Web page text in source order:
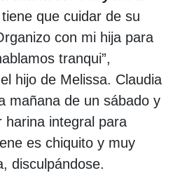
que cuidar de su
con mi hija para
tranqui”,
hijo de Melissa. Claudia
mañana de un sábado y
harina integral para
es chiquito y muy
disculpándose.